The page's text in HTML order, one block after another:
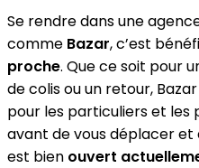
Se rendre dans une
comme Bazar, c’est
proche. Que ce soit pour
de colis ou un retour,
pour les particuliers et les
avant de vous déplacer et
est bien ouvert